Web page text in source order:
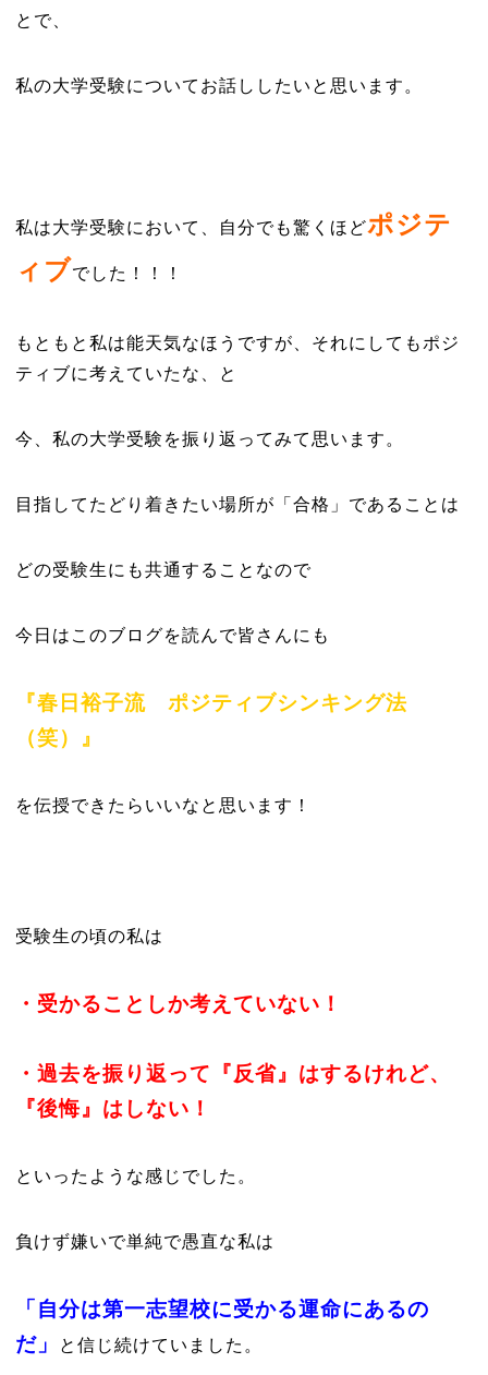
とで、
私の大学受験についてお話ししたいと思います。
私は大学受験において、自分でも驚くほどポジテ
ィブでした！！！
もともと私は能天気なほうですが、それにしてもポジ
ティブに考えていたな、と
今、私の大学受験を振り返ってみて思います。
目指してたどり着きたい場所が「合格」であることは
どの受験生にも共通することなので
今日はこのブログを読んで皆さんにも
『春日裕子流 ポジティブシンキング法
（笑）』
を伝授できたらいいなと思います！
受験生の頃の私は
・受かることしか考えていない！
・過去を振り返って『反省』はするけれど、
『後悔』はしない！
といったような感じでした。
負けず嫌いで単純で愚直な私は
「自分は第一志望校に受かる運命にあるの
だ」
と信じ続けていました。